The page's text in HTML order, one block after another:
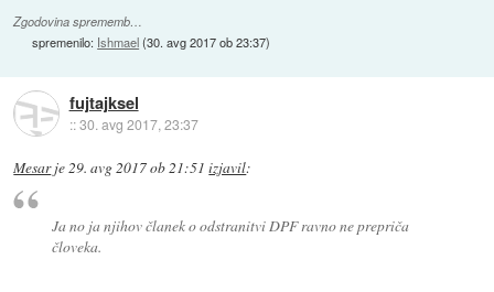
Zgodovina sprememb…
spremenilo: Ishmael(30. avg 2017 ob 23:37)
fujtajksel
::30. avg 2017, 23:37
Mesarje29. avg 2017 ob 21:51 izjavil:
Ja no ja njihov članek o odstranitvi DPF ravno ne prepriča
človeka.